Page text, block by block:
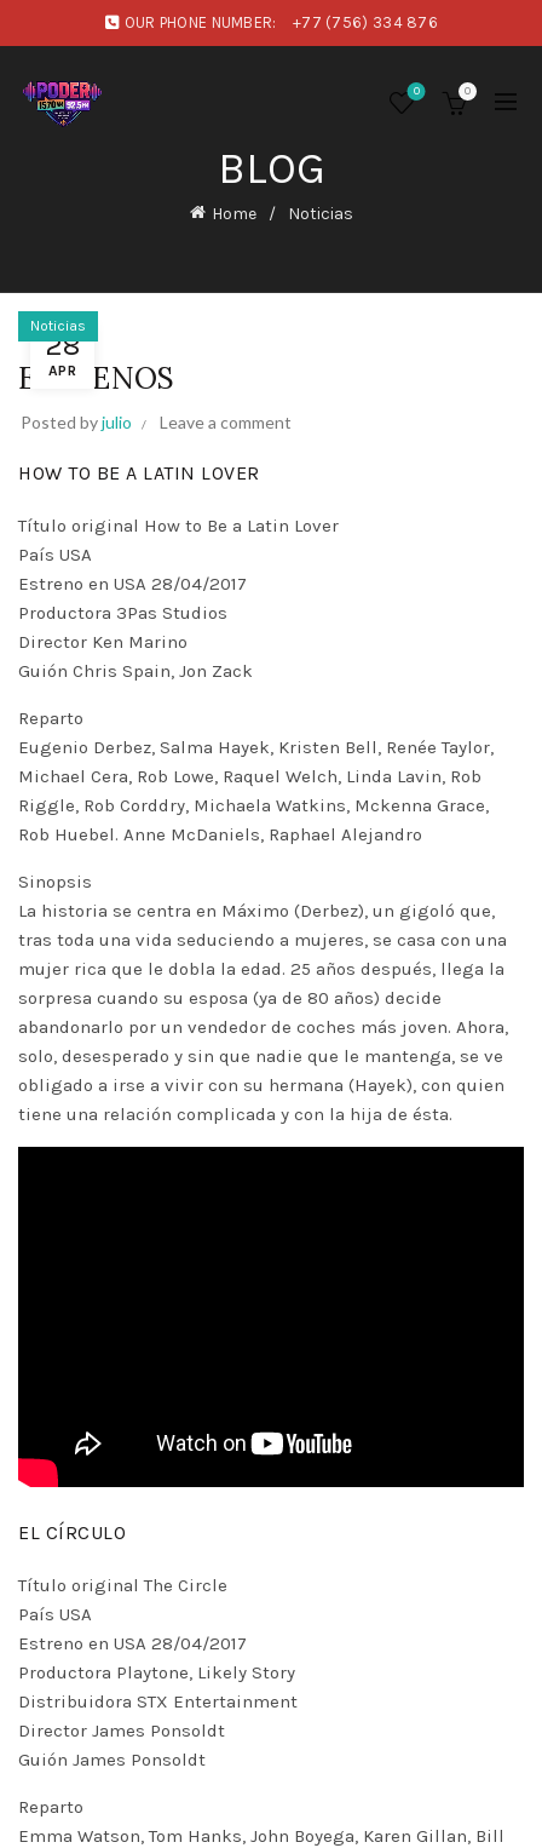
OUR PHONE NUMBER: +77 (756) 334 876
0 0
BLOG
Home Noticias
28
APR
Noticias
ESTRENOS
Posted byjulio Leave a comment
HOW TO BE A LATIN LOVER
Título original How to Be a Latin Lover
País USA
Estreno en USA 28/04/2017
Productora 3Pas Studios
Director Ken Marino
Guión Chris Spain, Jon Zack
Reparto
Eugenio Derbez, Salma Hayek, Kristen Bell, Renée Taylor,
Michael Cera, Rob Lowe, Raquel Welch, Linda Lavin, Rob
Riggle, Rob Corddry, Michaela Watkins, Mckenna Grace,
Rob Huebel. Anne McDaniels, Raphael Alejandro
Sinopsis
La historia se centra en Máximo (Derbez), un gigoló que,
tras toda una vida seduciendo a mujeres, se casa con una
mujer rica que le dobla la edad. 25 años después, llega la
sorpresa cuando su esposa (ya de 80 años) decide
abandonarlo por un vendedor de coches más joven. Ahora,
solo, desesperado y sin que nadie que le mantenga, se ve
obligado a irse a vivir con su hermana (Hayek), con quien
tiene una relación complicada y con la hija de ésta.
EL CÍRCULO
Título original The Circle
País USA
Estreno en USA 28/04/2017
Productora Playtone, Likely Story
Distribuidora STX Entertainment
Director James Ponsoldt
Guión James Ponsoldt
Reparto
Emma Watson, Tom Hanks, John Boyega, Karen Gillan, Bill